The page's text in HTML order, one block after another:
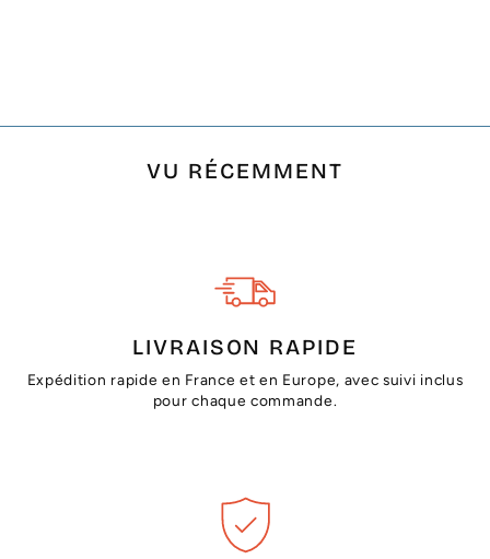
VU RÉCEMMENT
LIVRAISON RAPIDE
Expédition rapide en France et en Europe, avec suivi inclus
pour chaque commande.